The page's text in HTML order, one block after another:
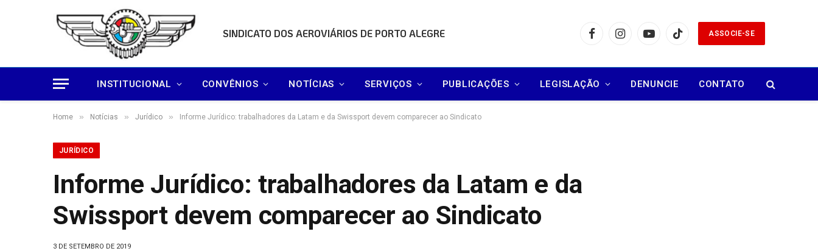
SINDICATO DOS AEROVIÁRIOS DE PORTO ALEGRE FacebookInstagramYouTubeTikTok
ASSOCIE-SE
INSTITUCIONAL CONVÊNIOS NOTÍCIAS SERVIÇOS PUBLICAÇÕES LEGISLAÇÃO DENUNCIE CONTATO
Home » Notícias » Jurídico » Informe Jurídico: trabalhadores da Latam e da Swissport devem comparecer ao Sindicato
JURÍDICO
Informe Jurídico: trabalhadores da Latam e da
Swissport devem comparecer ao Sindicato
3 DE SETEMBRO DE 2019